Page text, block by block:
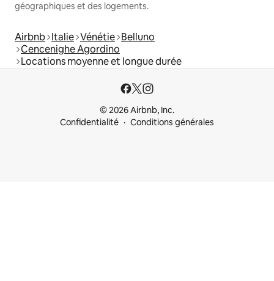
géographiques et des logements.
Airbnb Italie Vénétie Belluno
Cencenighe Agordino
Locations moyenne et longue durée
© 2026 Airbnb, Inc.
Confidentialité
Conditions générales